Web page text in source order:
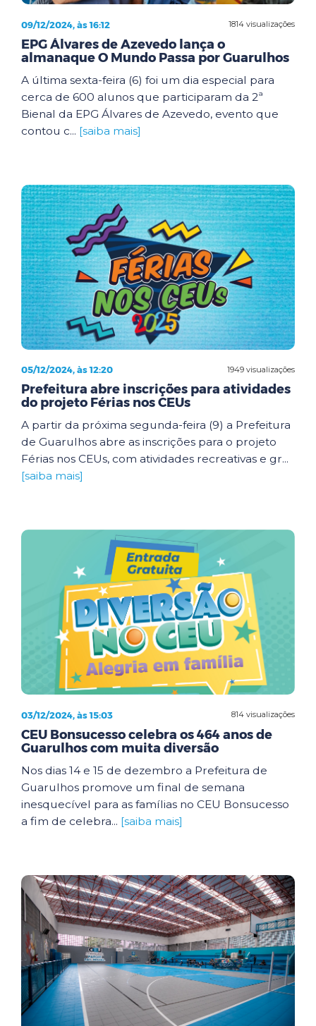
1814 visualizações
09/12/2024, às 16:12
EPG Álvares de Azevedo lança o
almanaque O Mundo Passa por Guarulhos
A última sexta-feira (6) foi um dia especial para
cerca de 600 alunos que participaram da 2ª
Bienal da EPG Álvares de Azevedo, evento que
contou c... [saiba mais]
1949 visualizações
05/12/2024, às 12:20
Prefeitura abre inscrições para atividades
do projeto Férias nos CEUs
A partir da próxima segunda-feira (9) a Prefeitura
de Guarulhos abre as inscrições para o projeto
Férias nos CEUs, com atividades recreativas e gr...
[saiba mais]
814 visualizações
03/12/2024, às 15:03
CEU Bonsucesso celebra os 464 anos de
Guarulhos com muita diversão
Nos dias 14 e 15 de dezembro a Prefeitura de
Guarulhos promove um final de semana
inesquecível para as famílias no CEU Bonsucesso
a fim de celebra... [saiba mais]